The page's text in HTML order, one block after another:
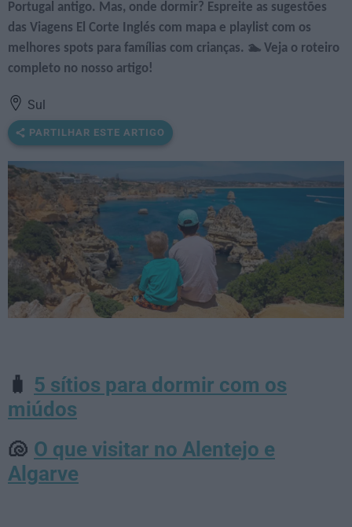
Portugal antigo. Mas, onde dormir? Espreite as sugestões
das Viagens El Corte Inglés com mapa e playlist com os
melhores spots para famílias com crianças. 🏊 Veja o roteiro
completo no nosso artigo!
Sul
PARTILHAR ESTE ARTIGO
🧳 5 sítios para dormir com os
miúdos
🐚 O que visitar no Alentejo e
Algarve